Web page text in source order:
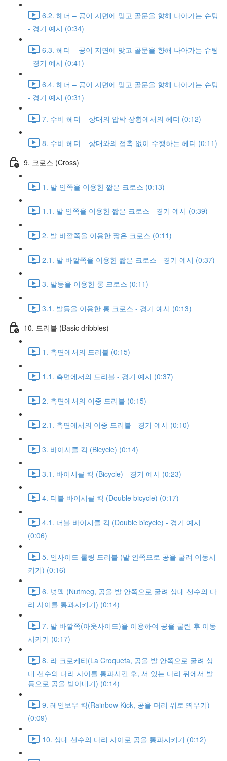
6.2. 헤더 – 공이 지면에 맞고 골문을 향해 나아가는 슈팅
- 경기 예시 (0:34)
6.3. 헤더 – 공이 지면에 맞고 골문을 향해 나아가는 슈팅
- 경기 예시 (0:41)
6.4. 헤더 – 공이 지면에 맞고 골문을 향해 나아가는 슈팅
- 경기 예시 (0:31)
7. 수비 헤더 – 상대의 압박 상황에서의 헤더 (0:12)
8. 수비 헤더 – 상대와의 접촉 없이 수행하는 헤더 (0:11)
9. 크로스 (Cross)
1. 발 안쪽을 이용한 짧은 크로스 (0:13)
1.1. 발 안쪽을 이용한 짧은 크로스 - 경기 예시 (0:39)
2. 발 바깥쪽을 이용한 짧은 크로스 (0:11)
2.1. 발 바깥쪽을 이용한 짧은 크로스 - 경기 예시 (0:37)
3. 발등을 이용한 롱 크로스 (0:11)
3.1. 발등을 이용한 롱 크로스 - 경기 예시 (0:13)
10. 드리블 (Basic dribbles)
1. 측면에서의 드리블 (0:15)
1.1. 측면에서의 드리블 - 경기 예시 (0:37)
2. 측면에서의 이중 드리블 (0:15)
2.1. 측면에서의 이중 드리블 - 경기 예시 (0:10)
3. 바이시클 킥 (Bicycle) (0:14)
3.1. 바이시클 킥 (Bicycle) - 경기 예시 (0:23)
4. 더블 바이시클 킥 (Double bicycle) (0:17)
4.1. 더블 바이시클 킥 (Double bicycle) - 경기 예시
(0:06)
5. 인사이드 롤링 드리블 (발 안쪽으로 공을 굴려 이동시
키기) (0:16)
6. 넛멕 (Nutmeg, 공을 발 안쪽으로 굴려 상대 선수의 다
리 사이를 통과시키기) (0:14)
7. 발 바깥쪽(아웃사이드)을 이용하여 공을 굴린 후 이동
시키기 (0:17)
8. 라 크로케타(La Croqueta, 공을 발 안쪽으로 굴려 상
대 선수의 다리 사이를 통과시킨 후, 서 있는 다리 뒤에서 발
등으로 공을 받아내기) (0:14)
9. 레인보우 킥(Rainbow Kick, 공을 머리 위로 띄우기)
(0:09)
10. 상대 선수의 다리 사이로 공을 통과시키기 (0:12)